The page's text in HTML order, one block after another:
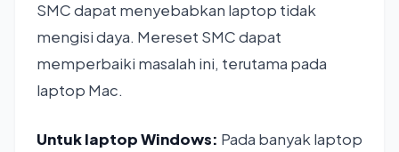
SMC dapat menyebabkan laptop tidak
mengisi daya. Mereset SMC dapat
memperbaiki masalah ini, terutama pada
laptop Mac.
Untuk laptop Windows: Pada banyak laptop